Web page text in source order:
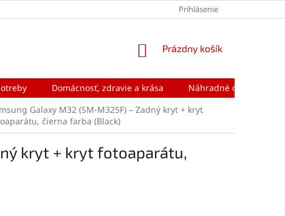
Prihlásenie
NÁKUPNÝ
Prázdny košík
Domácnosť, zdravie a krása Náhradné diely na
Galaxy M32 (SM-M325F) – Zadný kryt + kryt
čierna farba (Black)
kryt + kryt fotoaparátu,